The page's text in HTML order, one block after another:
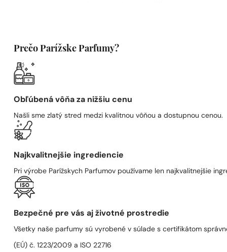
Prečo Parížske Parfumy?
Obľúbená vôňa za nižšiu cenu
Našli sme zlatý stred medzi kvalitnou vôňou a dostupnou cenou.
Najkvalitnejšie ingrediencie
Pri výrobe Parížskych Parfumov používame len najkvalitnejšie
Bezpečné pre vás aj životné prostredie
Všetky naše parfumy sú vyrobené v súlade s certifikátom
(EÚ) č. 1223/2009 a ISO 22716